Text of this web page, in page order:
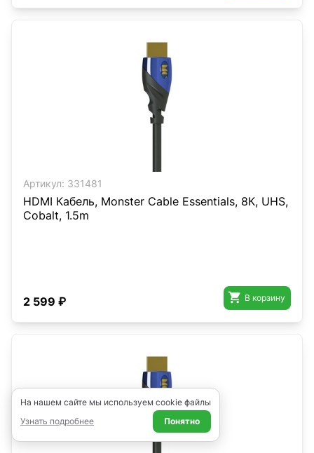
Артикул: 331481
HDMI Кабель, Monster Cable Essentials, 8К, UHS,
Cobalt, 1.5m
2 599 ₽  В корзину
На нашем сайте мы используем cookie файлы
Узнать подробнее
Понятно